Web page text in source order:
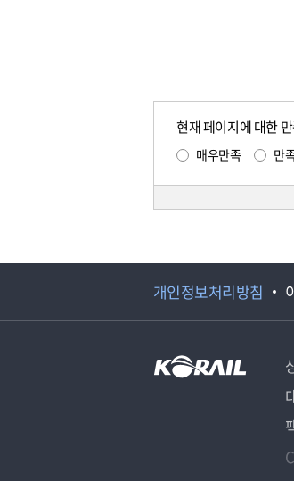
현재 페이지에 대한
매우만족 만
개인정보처리방침